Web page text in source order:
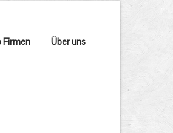
Firmen Über uns